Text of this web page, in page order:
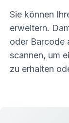
Sie können
erweitern.
oder Barcode
scannen, um
zu erhalten